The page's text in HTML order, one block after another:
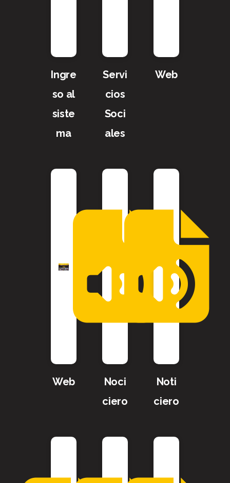
Ingre
so al
siste
ma
Servi
cios
Soci
ales
Web
Web
Noci
ciero
Noti
ciero